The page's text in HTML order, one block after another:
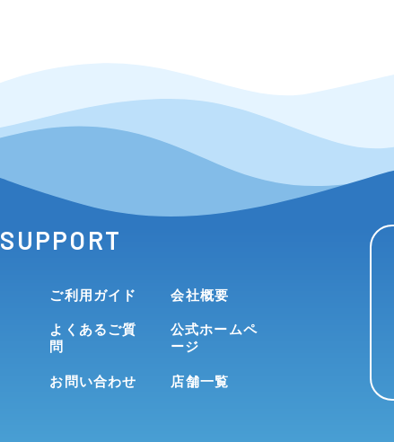
SUPPORT
ご利用ガイド
よくあるご質
問
お問い合わせ
会社概要
公式ホームペ
ージ
店舗一覧